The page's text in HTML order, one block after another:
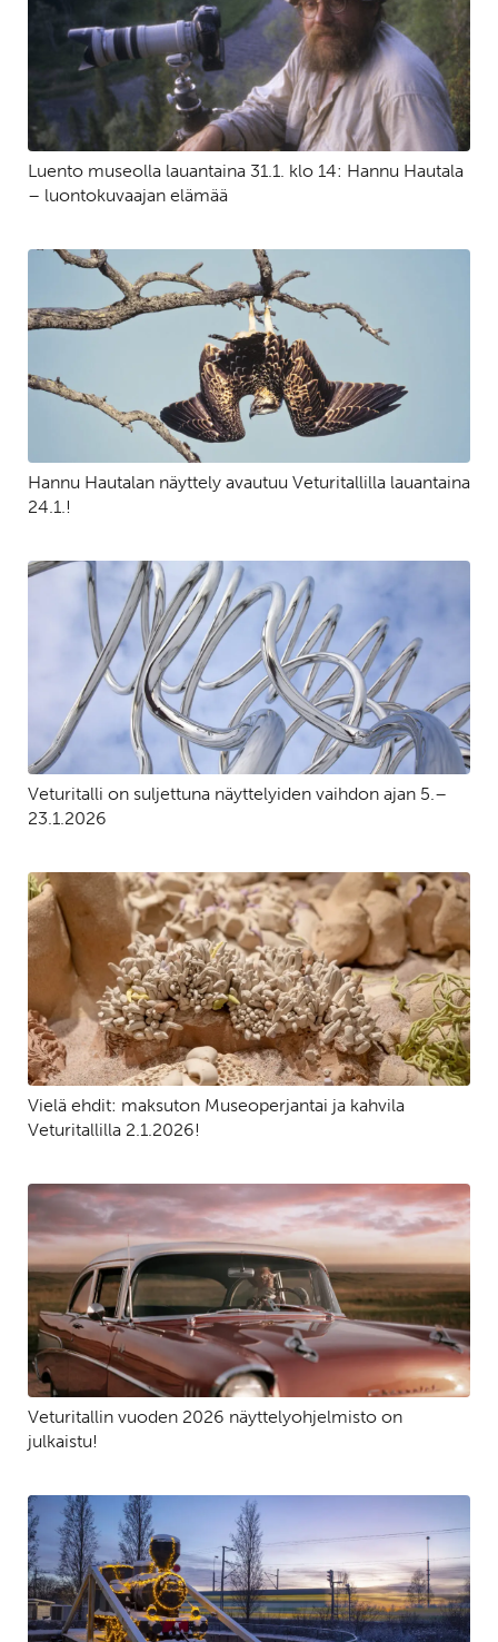
Luento museolla lauantaina 31.1. klo 14: Hannu Hautala
– luontokuvaajan elämää
Hannu Hautalan näyttely avautuu Veturitallilla lauantaina
24.1.!
Veturitalli on suljettuna näyttelyiden vaihdon ajan 5.–
23.1.2026
Vielä ehdit: maksuton Museoperjantai ja kahvila
Veturitallilla 2.1.2026!
Veturitallin vuoden 2026 näyttelyohjelmisto on
julkaistu!